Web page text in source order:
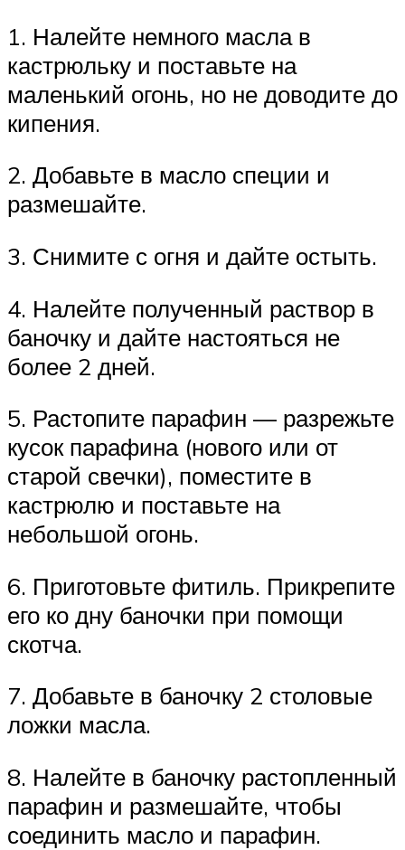
1. Налейте немного масла в
кастрюльку и поставьте на
маленький огонь, но не доводите до
кипения.
2. Добавьте в масло специи и
размешайте.
3. Снимите с огня и дайте остыть.
4. Налейте полученный раствор в
баночку и дайте настояться не
более 2 дней.
5. Растопите парафин — разрежьте
кусок парафина (нового или от
старой свечки), поместите в
кастрюлю и поставьте на
небольшой огонь.
6. Приготовьте фитиль. Прикрепите
его ко дну баночки при помощи
скотча.
7. Добавьте в баночку 2 столовые
ложки масла.
8. Налейте в баночку растопленный
парафин и размешайте, чтобы
соединить масло и парафин.